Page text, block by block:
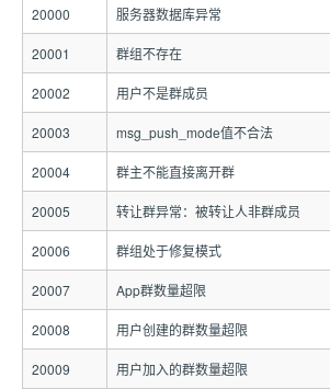
20000 服务器数据库异常
20001 群组不存在
20002 用户不是群成员
20003 msg_push_mode值不合法
20004 群主不能直接离开群
20005 转让群异常：被转让人非群成员
20006 群组处于修复模式
20007 App群数量超限
20008 用户创建的群数量超限
20009 用户加入的群数量超限